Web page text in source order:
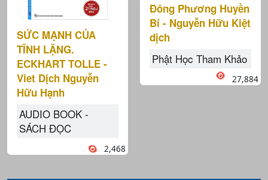
SỨC MẠNH CỦA
TĨNH LẶNG.
ECKHART TOLLE -
Viet Dịch Nguyễn
Hữu Hạnh
AUDIO BOOK -
SÁCH ĐỌC
2,468
Đông Phương Huyền
Bí - Nguyễn Hữu Kiệt
dịch
Phật Học Tham Khảo
27,884